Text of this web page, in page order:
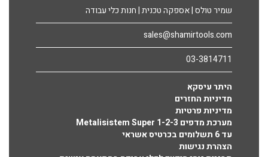
שמיר טולס | אספקה טכנית | חנות כלי עבודה
sales@shamirtools.com
03-3814711
היתר עיסקא
מדיניות החזרים
מדיניות פרטיות
מערכת מדפים Metalisistem Super 1-2-3
עד 6 תשלומים בכרטיס אשראי
הצהרת נגישות